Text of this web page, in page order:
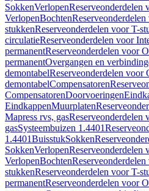
SokkenVerlopenReserveonderdelen
VerlopenBochten
stukkenReserveonderdelen voor T-
circulatieReserveonderdelen voor
permanentReserveonderdelen voor
permanentOvergangen en
demontabelReserveonderdelen voor
demontabelCompensatoren
CompensatorenDoorvoeringen
EindkappenMuurplaten
Mapress rvs, gasReserveonderdelen
gasSysteembuizen 1.4401
1.4401BuisstukSokken
SokkenVerlopenReserveonderdelen
VerlopenBochten
stukkenReserveonderdelen voor T-
permanentReserveonderdelen voor